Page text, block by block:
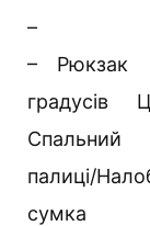
–
– Рюкзак
градусів
Спальний
палиці/
сумка